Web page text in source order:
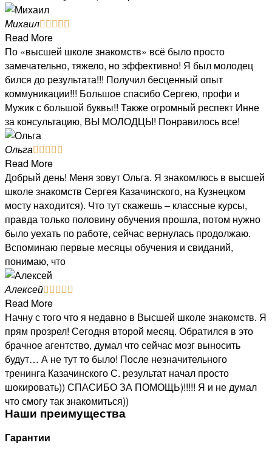
Михаил    
Read More
По «высшей школе знакомств» всё было просто
замечательно, тяжело, но эффективно! Я был молодец
бился до результата!!! Получил бесценный опыт
коммуникации!!! Большое спасибо Сергею, профи и
Мужик с большой буквы!! Также огромный респект Инне
за консультацию, ВЫ МОЛОДЦЫ! Понравилось все!
Ольга    
Read More
Добрый день! Меня зовут Ольга. Я знакомлюсь в высшей
школе знакомств Сергея Казачинского, на Кузнецком
мосту находится). Что тут скажешь – классные курсы,
правда только половину обучения прошла, потом нужно
было уехать по работе, сейчас вернулась продолжаю.
Вспоминаю первые месяцы обучения и свиданий,
понимаю, что
Алексей    
Read More
Начну с того что я недавно в Высшей школе знакомств. Я
прям прозрел! Сегодня второй месяц. Обратился в это
брачное агентство, думал что сейчас мозг выносить
будут… А не тут то было! После незначительного
тренинга Казачинского С. результат начал просто
шокировать)) СПАСИБО ЗА ПОМОЩЬ)!!!!! Я и не думал
что смогу так знакомиться))
Наши преимущества
Гарантии